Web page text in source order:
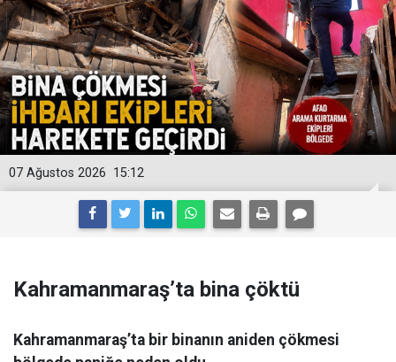
15:12
07 Ağustos 2026
Kahramanmaraş’ta bina çöktü
Kahramanmaraş’ta bir binanın aniden çökmesi